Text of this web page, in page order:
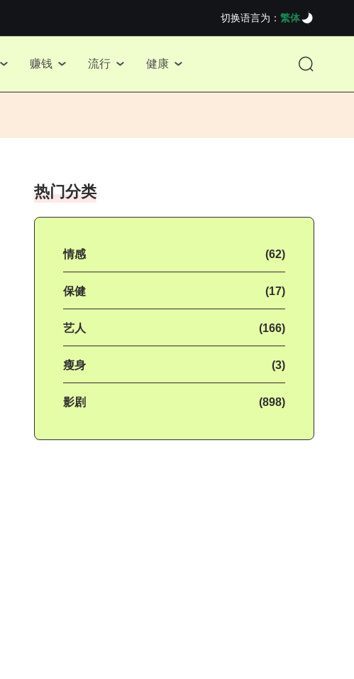
切换语言为： 繁体
赚钱 流行 健康
热门分类
情感 (62)
保健 (17)
艺人 (166)
瘦身 (3)
影剧 (898)